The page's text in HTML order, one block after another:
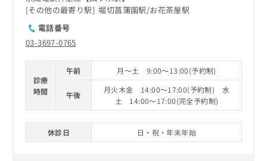
その他の最寄り駅
堀切菖蒲園駅 お花茶屋駅
電話番号
03-3697-0765
診療
時間
午前 月～土 9:00～13:00(予約制)
午後
月火木金 14:00～17:00(予約制) 水
土 14:00～17:00(完全予約制)
休診日 日・祝・年末年始